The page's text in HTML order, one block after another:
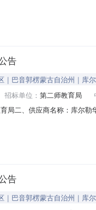
手册/风险辨识卡中安环宇
告
｜巴音郭楞蒙古自治州｜库
招标单位： 第二师教育局
局二、供应商名称：库尔
：无八、联系方式1、采
告
｜巴音郭楞蒙古自治州｜库